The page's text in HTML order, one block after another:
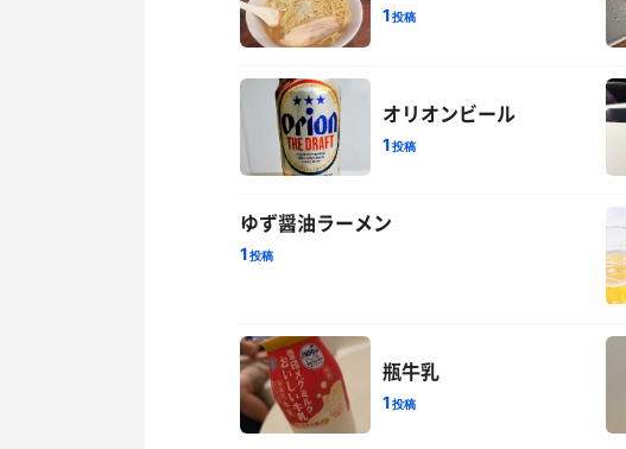
1投稿
オリオンビール
1投稿
ゆず醤油ラーメン
1投稿
瓶牛乳
1投稿